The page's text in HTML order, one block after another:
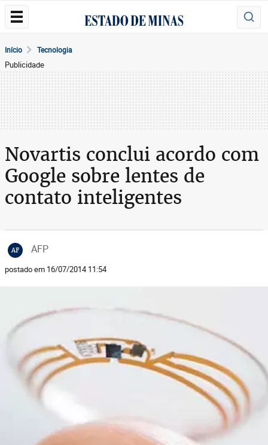
Início Tecnologia
Publicidade
Novartis conclui acordo com
Google sobre lentes de
contato inteligentes
AF AFP
postado em 16/07/2014 11:54